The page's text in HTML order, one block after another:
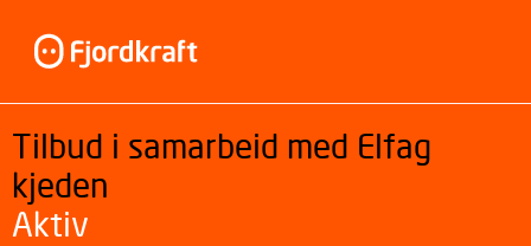
Tilbud i samarbeid med Elfag
kjeden
Aktiv